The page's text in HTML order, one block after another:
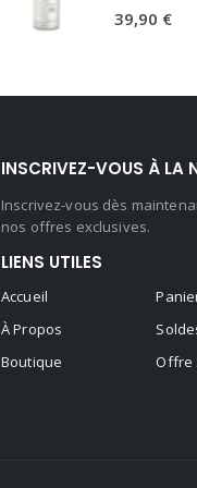
39,90 €
INSCRIVEZ-VOUS À LA
Inscrivez-vous dès
nos offres exclusives.
LIENS UTILES
Accueil
À Propos
Boutique
Offre